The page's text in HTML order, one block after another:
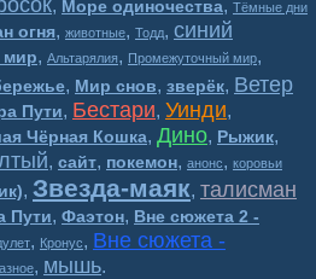
, Море одиночества, Тёмные дни
огня, животные, Тодд, синий
мир, Альтарялия, Промежуточный мир,
, Мир снов, зверёк, Ветер
Пути, Бестари, Уинди,
Чёрная Кошка, Дино, Рыжик,
, сайт, покемон, анонс, коровьи
, Звезда-маяк, талисман
Пути, Фаэтон, Вне сюжета 2 -
, Кронус, Вне сюжета -
, мышь.